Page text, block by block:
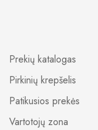
Prekių katalogas
Pirkinių krepšelis
Patikusios prekės
Vartotojų zona